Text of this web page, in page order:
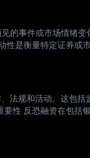
的事件或市场情绪
是衡量特定证券或
法规和活动。这包
性 反恐融资在包括